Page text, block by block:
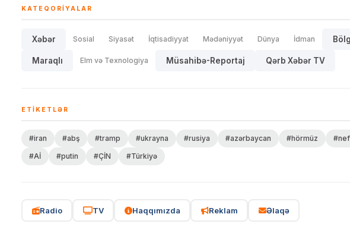
KATEQORIYALAR
Xəbər Sosial Siyasət İqtisadiyyat Mədəniyyət Dünya İdman
Maraqlı Elm və Texnologiya Müsahibə-Reportaj Qərb Xəbər TV
ETIKETLƏR
#iran #abş #tramp #ukrayna #rusiya #azərbaycan #hörmüz
#Aİ
#putin #ÇİN #Türkiyə
Radio TV Haqqımızda Reklam Əlaqə